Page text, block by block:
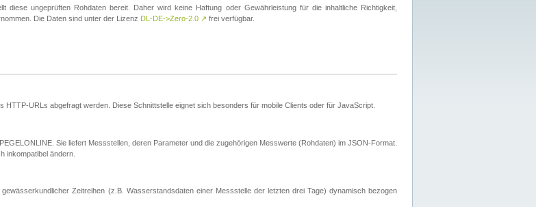
diese ungeprüften Rohdaten bereit. Daher wird keine Haftung oder Gewährleistung für die inhaltliche Richtigkeit,
Die Daten sind unter der Lizenz DL-DE->Zero-2.0 ↗ frei verfügbar.
HTTP-URLs abgefragt werden. Diese Schnittstelle eignet sich besonders für mobile Clients oder für JavaScript.
Sie liefert Messstellen, deren Parameter und die zugehörigen Messwerte (Rohdaten) im JSON-Format.
inkompatibel ändern.
Zeitreihen (z.B. Wasserstandsdaten einer Messstelle der letzten drei Tage) dynamisch bezogen